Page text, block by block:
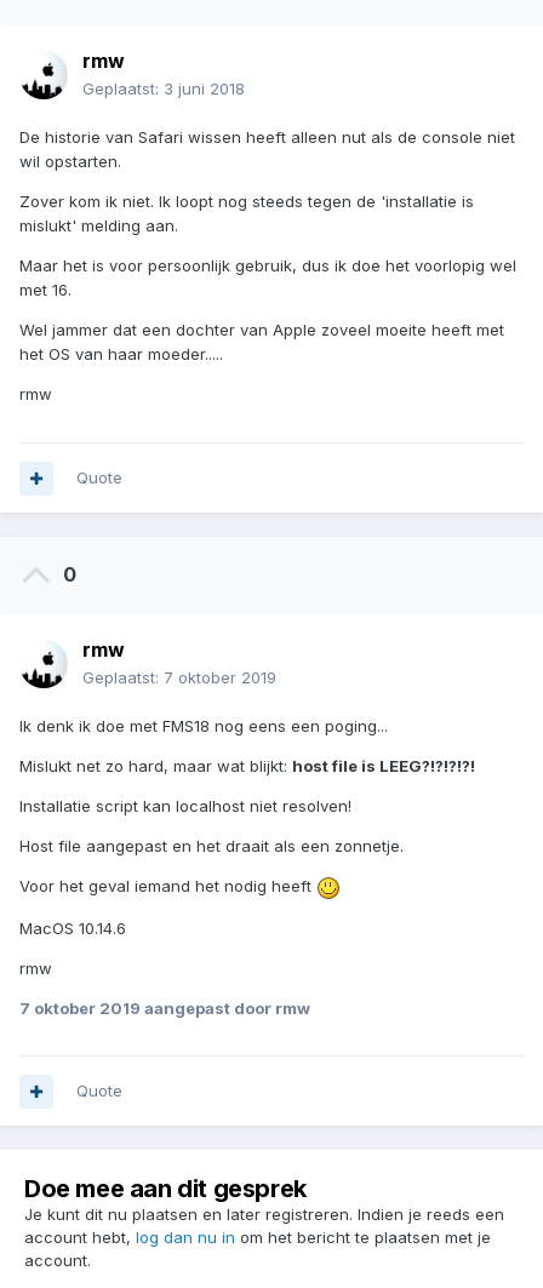
rmw
Geplaatst: 3 juni 2018
De historie van Safari wissen heeft alleen nut als de console niet
wil opstarten.
Zover kom ik niet. Ik loopt nog steeds tegen de 'installatie is
mislukt' melding aan.
Maar het is voor persoonlijk gebruik, dus ik doe het voorlopig wel
met 16.
Wel jammer dat een dochter van Apple zoveel moeite heeft met
het OS van haar moeder.....
rmw
Quote
0
rmw
Geplaatst: 7 oktober 2019
Ik denk ik doe met FMS18 nog eens een poging...
Mislukt net zo hard, maar wat blijkt: host file is LEEG?!?!?!?!
Installatie script kan localhost niet resolven!
Host file aangepast en het draait als een zonnetje.
Voor het geval iemand het nodig heeft
MacOS 10.14.6
rmw
7 oktober 2019 aangepast door rmw
Quote
Doe mee aan dit gesprek
Je kunt dit nu plaatsen en later registreren. Indien je reeds een
account hebt, log dan nu in om het bericht te plaatsen met je
account.